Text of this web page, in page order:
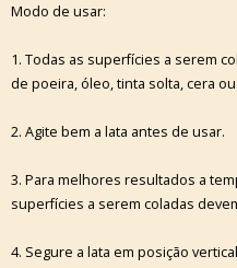
Modo de usar:
1. Todas as superfícies a serem
de poeira, óleo, tinta solta, cera
2. Agite bem a lata antes de usar.
3. Para melhores resultados a
superfícies a serem coladas
4. Segure a lata em posição